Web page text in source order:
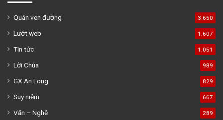
Quán ven đường 3.650
Lướt web 1.607
Tin tức 1.051
Lời Chúa 989
GX An Long 829
Suy niệm 667
Văn – Nghệ 289